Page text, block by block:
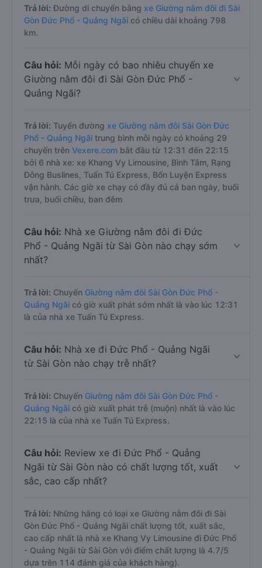
Trả lời: Đường di chuyển bằng xe Giường nằm đôi đi Sài
Gòn Đức Phổ - Quảng Ngãi có chiều dài khoảng 798
km.
Câu hỏi: Mỗi ngày có bao nhiêu chuyến xe
Giường nằm đôi đi Sài Gòn Đức Phổ -
Quảng Ngãi?
Trả lời: Tuyến đường xe Giường nằm đôi Sài Gòn Đức
Phổ - Quảng Ngãi trung bình mỗi ngày có khoảng 29
chuyến trên Vexere.com bắt đầu từ 12:31 đến 22:15
bởi 6 nhà xe: xe Khang Vy Limousine, Bình Tâm, Rạng
Đông Buslines, Tuấn Tú Express, Bốn Luyện Express
vận hành. Các giờ xe chạy có đầy đủ cả ban ngày, buổi
trưa, buổi chiều, ban đêm
Câu hỏi: Nhà xe Giường nằm đôi đi Đức
Phổ - Quảng Ngãi từ Sài Gòn nào chạy sớm
nhất?
Trả lời: Chuyến Giường nằm đôi Sài Gòn Đức Phổ -
Quảng Ngãi có giờ xuất phát sớm nhất là vào lúc 12:31
là của nhà xe Tuấn Tú Express.
Câu hỏi: Nhà xe đi Đức Phổ - Quảng Ngãi
từ Sài Gòn nào chạy trễ nhất?
Trả lời: Chuyến Giường nằm đôi Sài Gòn Đức Phổ -
Quảng Ngãi có giờ xuất phát trễ (muộn) nhất là vào lúc
22:15 là của nhà xe Tuấn Tú Express.
Câu hỏi: Review xe đi Đức Phổ - Quảng
Ngãi từ Sài Gòn nào có chất lượng tốt, xuất
sắc, cao cấp nhất?
Trả lời: Những hãng có loại xe Giường nằm đôi đi Sài
Gòn Đức Phổ - Quảng Ngãi chất lượng tốt, xuất sắc,
cao cấp nhất là nhà xe Khang Vy Limousine đi Đức Phổ
- Quảng Ngãi từ Sài Gòn với điểm chất lượng là 4.7/5
dựa trên 114 đánh giá của khách hàng).